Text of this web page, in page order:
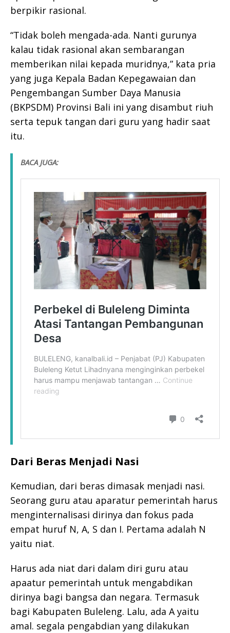
berpikir rasional.
“Tidak boleh mengada-ada. Nanti gurunya
kalau tidak rasional akan sembarangan
memberikan nilai kepada muridnya,” kata pria
yang juga Kepala Badan Kepegawaian dan
Pengembangan Sumber Daya Manusia
(BKPSDM) Provinsi Bali ini yang disambut riuh
serta tepuk tangan dari guru yang hadir saat
itu.
BACA JUGA:
Dari Beras Menjadi Nasi
Kemudian, dari beras dimasak menjadi nasi.
Seorang guru atau aparatur pemerintah harus
menginternalisasi dirinya dan fokus pada
empat huruf N, A, S dan I. Pertama adalah N
yaitu niat.
Harus ada niat dari dalam diri guru atau
apaatur pemerintah untuk mengabdikan
dirinya bagi bangsa dan negara. Termasuk
bagi Kabupaten Buleleng. Lalu, ada A yaitu
amal. segala pengabdian yang dilakukan